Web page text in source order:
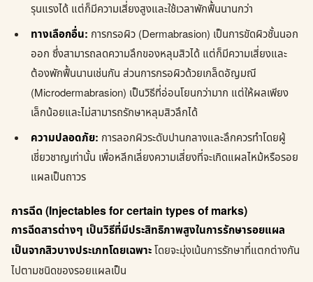
รุนแรงได้ แต่ก็มีความเสี่ยงสูงและใช้เวลาพักฟื้นนานกว่า
ทางเลือกอื่น: การกรอผิว (Dermabrasion) เป็นการขัดผิวชั้นนอก
ออก ซึ่งสามารถลดความลึกของหลุมสิวได้ แต่ก็มีความเสี่ยงและ
ต้องพักฟื้นนานเช่นกัน ส่วนการกรอผิวด้วยเกล็ดอัญมณี
(Microdermabrasion) เป็นวิธีที่อ่อนโยนกว่ามาก แต่ให้ผลเพียง
เล็กน้อยและไม่สามารถรักษาหลุมสิวลึกได้
ความปลอดภัย: การลอกผิวระดับปานกลางและลึกควรทำโดยผู้
เชี่ยวชาญเท่านั้น เพื่อหลีกเลี่ยงความเสี่ยงที่จะเกิดแผลไหม้หรือรอย
แผลเป็นถาวร
การฉีด (Injectables for certain types of marks)
การฉีดสารต่างๆ เป็นวิธีที่มีประสิทธิภาพสูงในการรักษารอยแผล
เป็นจากสิวบางประเภทโดยเฉพาะโดยจะมุ่งเน้นการรักษาที่แตกต่างกัน
ไปตามชนิดของรอยแผลเป็น